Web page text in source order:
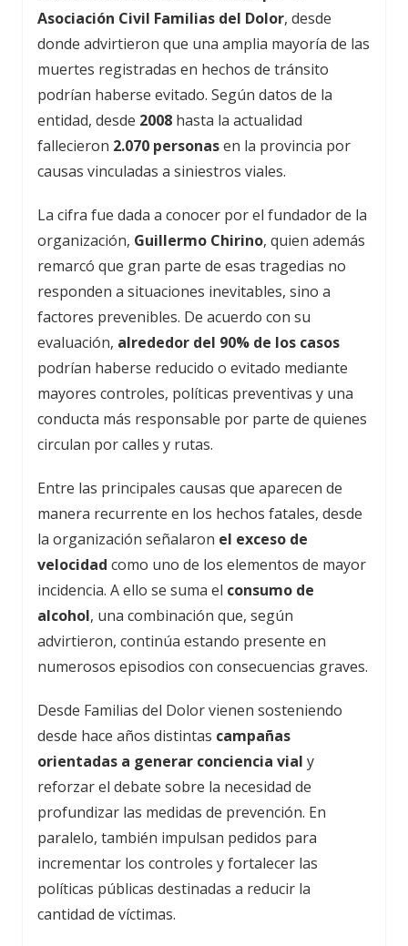
Asociación Civil Familias del Dolor, desde
donde advirtieron que una amplia mayoría de las
muertes registradas en hechos de tránsito
podrían haberse evitado. Según datos de la
entidad, desde 2008 hasta la actualidad
fallecieron 2.070 personasen la provincia por
causas vinculadas a siniestros viales.
La cifra fue dada a conocer por el fundador de la
organización, Guillermo Chirino, quien además
remarcó que gran parte de esas tragedias no
responden a situaciones inevitables, sino a
factores prevenibles. De acuerdo con su
evaluación, alrededor del 90% de los casos
podrían haberse reducido o evitado mediante
mayores controles, políticas preventivas y una
conducta más responsable por parte de quienes
circulan por calles y rutas.
Entre las principales causas que aparecen de
manera recurrente en los hechos fatales, desde
la organización señalaron el exceso de
velocidad como uno de los elementos de mayor
incidencia. A ello se suma el consumo de
alcohol, una combinación que, según
advirtieron, continúa estando presente en
numerosos episodios con consecuencias graves.
Desde Familias del Dolor vienen sosteniendo
desde hace años distintas campañas
orientadas a generar conciencia vial y
reforzar el debate sobre la necesidad de
profundizar las medidas de prevención. En
paralelo, también impulsan pedidos para
incrementar los controles y fortalecer las
políticas públicas destinadas a reducir la
cantidad de víctimas.